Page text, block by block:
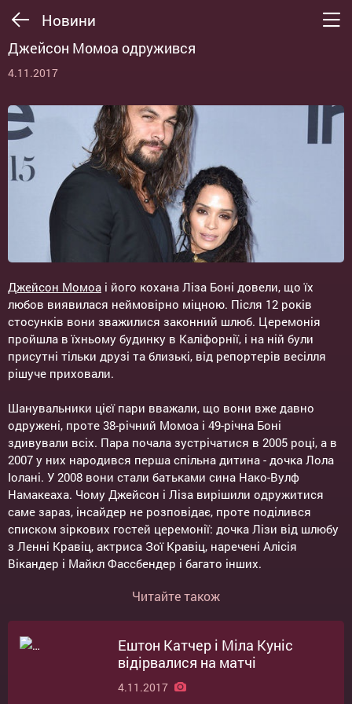
Новини
Джейсон Момоа одружився
4.11.2017
Джейсон Момоа і його кохана Ліза Боні довели, що їх
любов виявилася неймовірно міцною. Після 12 років
стосунків вони зважилися законний шлюб. Церемонія
пройшла в їхньому будинку в Каліфорнії, і на ній були
присутні тільки друзі та близькі, від репортерів весілля
рішуче приховали.
Шанувальники цієї пари вважали, що вони вже давно
одружені, проте 38-річний Момоа і 49-річна Боні
здивували всіх. Пара почала зустрічатися в 2005 році, а в
2007 у них народився перша спільна дитина - дочка Лола
Іолані. У 2008 вони стали батьками сина Нако-Вулф
Намакеаха. Чому Джейсон і Ліза вирішили одружитися
саме зараз, інсайдер не розповідає, проте поділився
списком зіркових гостей церемонії: дочка Лізи від шлюбу
з Ленні Кравіц, актриса Зої Кравіц, наречені Алісія
Вікандер і Майкл Фассбендер і багато інших.
Читайте також
Ештон Катчер і Міла Куніс
відірвалися на матчі
4.11.2017